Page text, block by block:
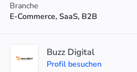
Branche
E-Commerce, SaaS, B2B
Buzz Digital
Profil besuchen